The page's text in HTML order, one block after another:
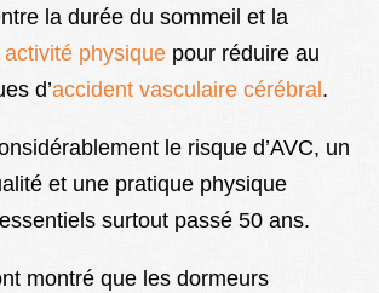
la durée du sommeil et la
activité physique pour réduire au
d’accident vasculaire cérébral .
le risque d’AVC, un
et une pratique physique
surtout passé 50 ans.
montré que les dormeurs